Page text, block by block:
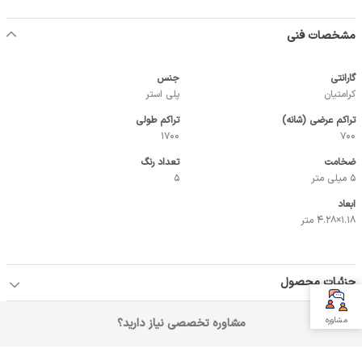
مشخصات فنی
گارانتی
کرامتیان
جنس
پلی استر
تراکم عرضی (شانه)
700
تراکم طولی
1700
ضخامت
5 میلی متر
تعداد رنگ
5
ابعاد
1.18×4.28 متر
جزئیات محصول
مشاوره تخصصی نیاز دارید؟ مشاوره